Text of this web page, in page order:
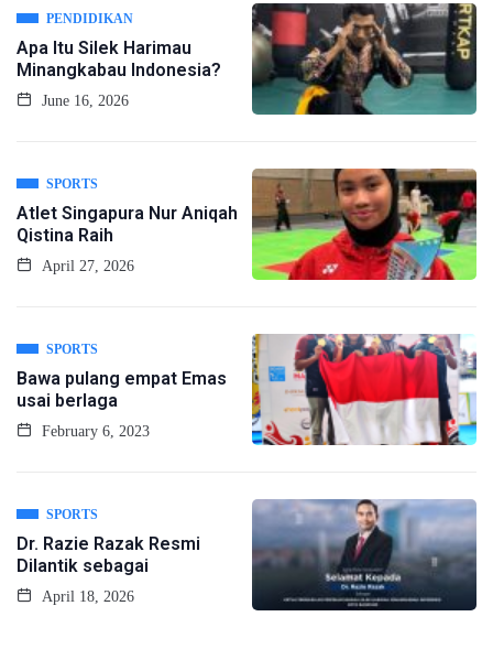
PENDIDIKAN
Apa Itu Silek Harimau
Minangkabau Indonesia?
June 16, 2026
SPORTS
Atlet Singapura Nur Aniqah
Qistina Raih
April 27, 2026
SPORTS
Bawa pulang empat Emas
usai berlaga
February 6, 2023
SPORTS
Dr. Razie Razak Resmi
Dilantik sebagai
April 18, 2026